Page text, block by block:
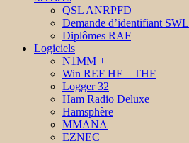
QSL ANRPFD
Demande d’identifiant SWL
Diplômes RAF
Logiciels
N1MM +
Win REF HF – THF
Logger 32
Ham Radio Deluxe
Hamsphère
MMANA
EZNEC